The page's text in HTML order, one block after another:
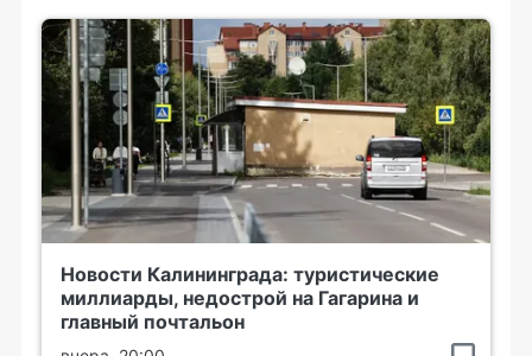
Новости Калининграда: туристические
миллиарды, недострой на Гагарина и
главный почтальон